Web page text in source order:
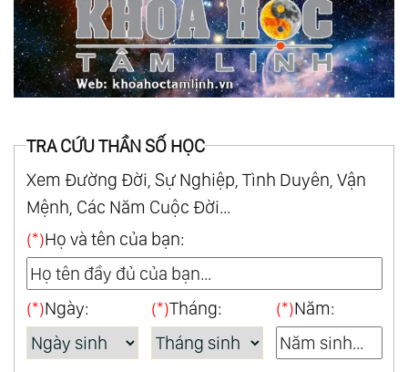
TRA CỨU THẦN SỐ HỌC
Xem Đường Đời, Sự Nghiệp, Tình Duyên, Vận
Mệnh, Các Năm Cuộc Đời...
(*)Họ và tên của bạn:
(*)Ngày: (*)Tháng: (*)Năm: